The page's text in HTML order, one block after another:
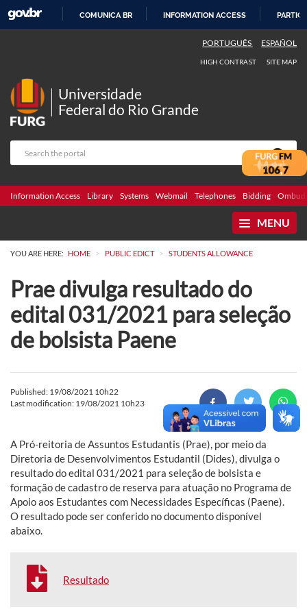
COMUNICA BR INFORMATION ACCESS
PORTUGUÊS ESPAÑOL
HIGH CONTRAST SITE MAP
Universidade
Federal do Rio Grande
Information Access Library Systems Webmail Telephones Bidding
MENU
YOU ARE HERE: HOME > PUBLIC EDICT > STUDENTS ALLOWANCE
Prae divulga resultado do
edital 031/2021 para seleção
de bolsista Paene
Published: 19/08/2021 10h22
Last modification: 19/08/2021 10h23
A Pró-reitoria de Assuntos Estudantis (Prae), por meio da
Diretoria de Desenvolvimentos Estudantil (Dides), divulga o
resultado do edital 031/2021 para seleção de bolsista e
formação de cadastro de reserva para atuação no Programa de
Apoio aos Estudantes com Necessidades Específicas (Paene).
O resultado pode ser conferido no documento disponível
abaixo.
Resultado